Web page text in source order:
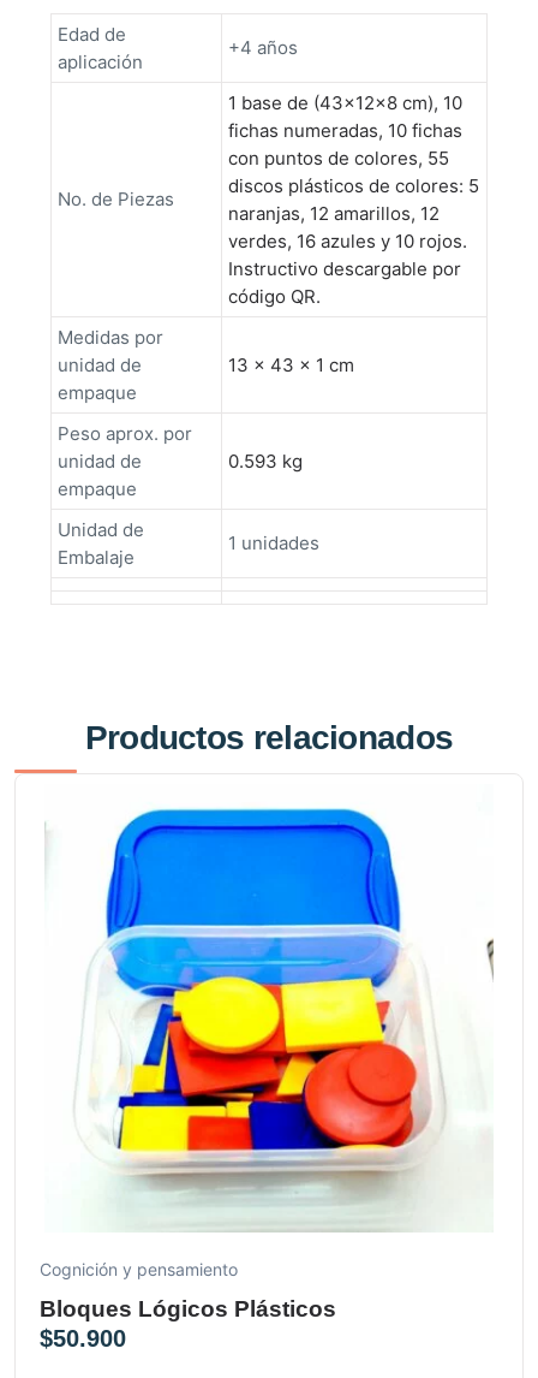
Edad de
aplicación
+4 años
No. de Piezas
1 base de (43x12x8 cm), 10
fichas numeradas, 10 fichas
con puntos de colores, 55
discos plásticos de colores: 5
naranjas, 12 amarillos, 12
verdes, 16 azules y 10 rojos.
Instructivo descargable por
código QR.
Medidas por
unidad de
empaque
13 × 43 × 1 cm
Peso aprox. por
unidad de
empaque
0.593 kg
Unidad de
Embalaje
1 unidades
Productos relacionados
Cognición y pensamiento
Bloques Lógicos Plásticos
$50.900